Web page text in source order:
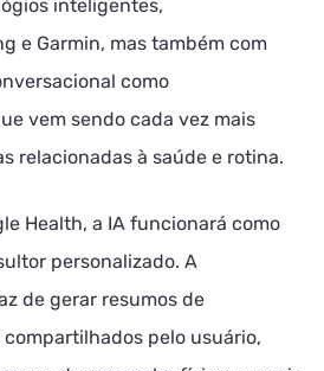
inteligentes,
e Garmin, mas também com
como
vem sendo cada vez mais
relacionadas à saúde e rotina.
Health, a IA funcionará como
personalizado. A
de gerar resumos de
pelo usuário,